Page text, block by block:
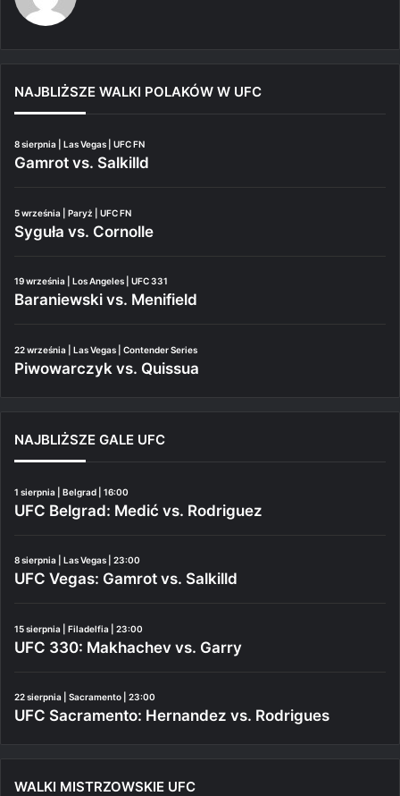
NAJBLIŻSZE WALKI POLAKÓW W UFC
8 sierpnia | Las Vegas | UFC FN
Gamrot vs. Salkilld
5 września | Paryż | UFC FN
Syguła vs. Cornolle
19 września | Los Angeles | UFC 331
Baraniewski vs. Menifield
22 września | Las Vegas | Contender Series
Piwowarczyk vs. Quissua
NAJBLIŻSZE GALE UFC
1 sierpnia | Belgrad | 16:00
UFC Belgrad: Medić vs. Rodriguez
8 sierpnia | Las Vegas | 23:00
UFC Vegas: Gamrot vs. Salkilld
15 sierpnia | Filadelfia | 23:00
UFC 330: Makhachev vs. Garry
22 sierpnia | Sacramento | 23:00
UFC Sacramento: Hernandez vs. Rodrigues
WALKI MISTRZOWSKIE UFC